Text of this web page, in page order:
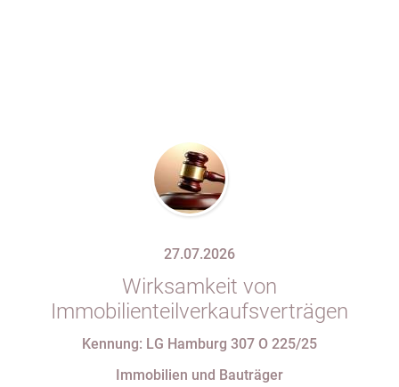
27.07.2026
Wirksamkeit von
Immobilienteilverkaufsverträgen
Kennung: LG Hamburg 307 O 225/25
Immobilien und Bauträger